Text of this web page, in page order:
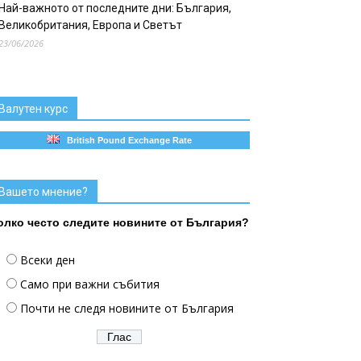
важното от последните дни: България,
Европа и Светът
06/2026
курс
British Pound Exchange Rate
мнение?
често следите новините от България?
Всеки ден
Само при важни събития
Почти не следя новините от България